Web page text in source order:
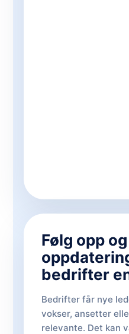
Følg opp
bedrifter
Bedrifter får nye
vokser, ansetter
relevante. Det kan